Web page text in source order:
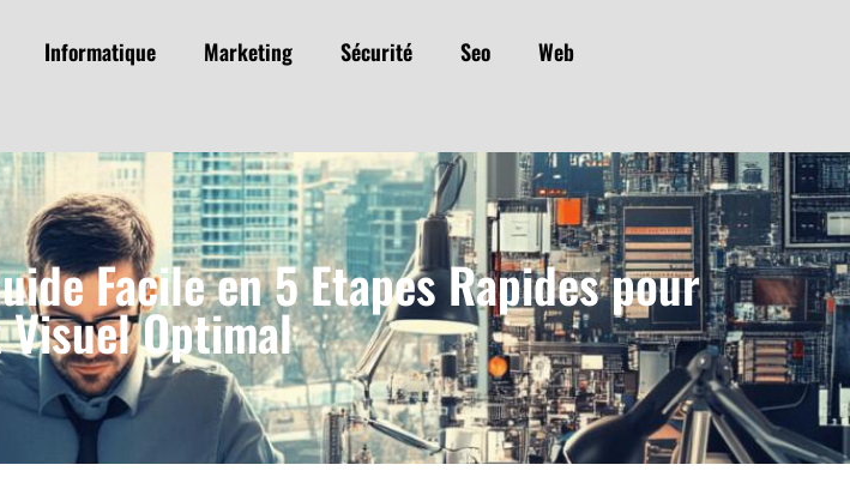
Informatique Marketing Sécurité Seo Web
Facile en 5 Etapes Rapides pour
Optimal